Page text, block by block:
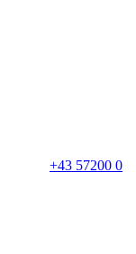
+43 57200 0